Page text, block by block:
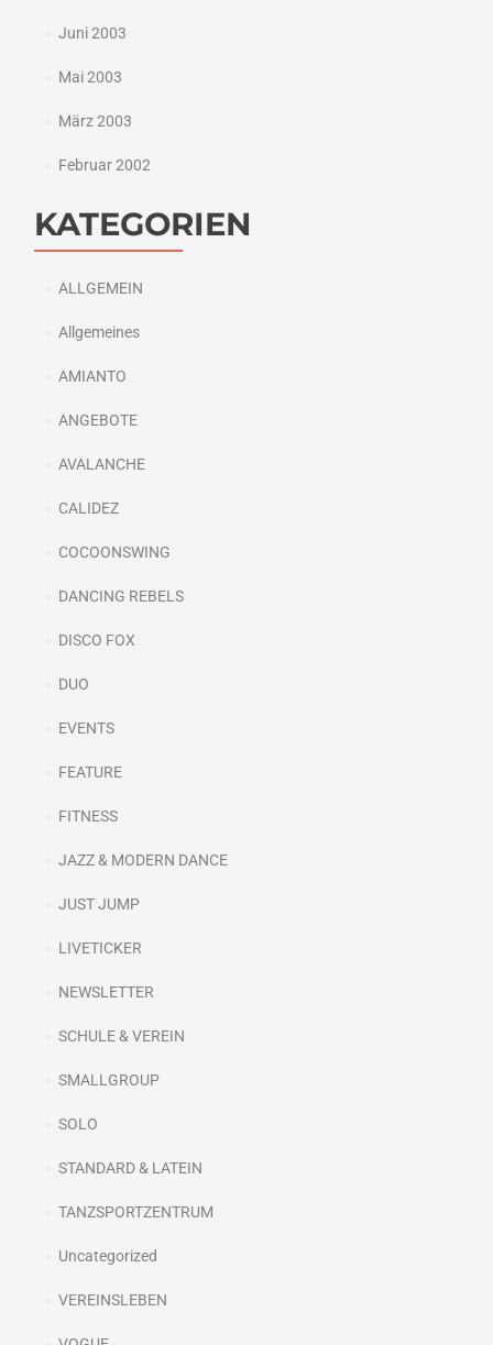
Juni 2003
Mai 2003
März 2003
Februar 2002
KATEGORIEN
ALLGEMEIN
Allgemeines
AMIANTO
ANGEBOTE
AVALANCHE
CALIDEZ
COCOONSWING
DANCING REBELS
DISCO FOX
DUO
EVENTS
FEATURE
FITNESS
JAZZ & MODERN DANCE
JUST JUMP
LIVETICKER
NEWSLETTER
SCHULE & VEREIN
SMALLGROUP
SOLO
STANDARD & LATEIN
TANZSPORTZENTRUM
Uncategorized
VEREINSLEBEN